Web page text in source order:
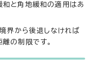
と角地緩和の適用はあ
界から後退しなければ
の制限です。